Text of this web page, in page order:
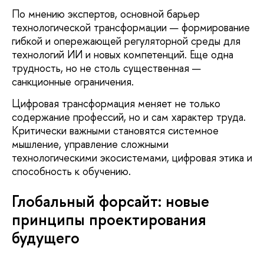
По мнению экспертов, основной барьер
технологической трансформации — формирование
гибкой и опережающей регуляторной среды для
технологий ИИ и новых компетенций. Еще одна
трудность, но не столь существенная —
санкционные ограничения.
Цифровая трансформация меняет не только
содержание профессий, но и сам характер труда.
Критически важными становятся системное
мышление, управление сложными
технологическими экосистемами, цифровая этика и
способность к обучению.
Глобальный форсайт: новые
принципы проектирования
будущего